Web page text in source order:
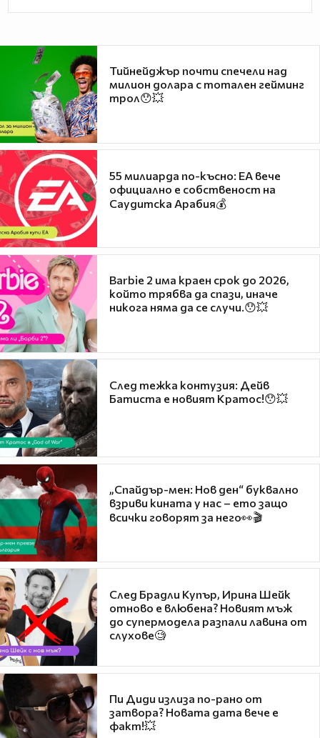
Тийнейджър почти спечели над
милион долара с тотален гейминг
трол😯💥
55 милиарда по-късно: EA вече
официално е собственост на
Саудитска Арабия💰
Barbie 2 има краен срок до 2026,
който трябва да спази, иначе
никога няма да се случи.😯💥
След тежка контузия: Дейв
Батиста е новият Кратос!😯💥
„Спайдър-мен: Нов ден“ буквално
взриви кината у нас – ето защо
всички говорят за него👀🎬
След Брадли Купър, Ирина Шейк
отново е влюбена? Новият мъж
до супермодела разпали лавина от
слухове🧐
Пи Диди излиза по-рано от
затвора? Новата дата вече е
факт!💥